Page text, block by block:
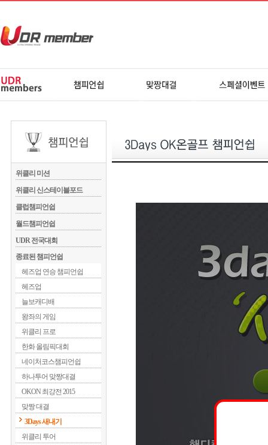
위클리 미션
위클리 신스테이블포드
클럽챔피언쉽
월드챔피언쉽
UDR 전국대회
종료된 챔피언쉽
헤즈업 연승 챔피언쉽
헤즈업
늘보캐디배
왕좌의 게임
위클리 프로
한화 올림픽대회
네이처코스챔피언쉽
하나투어 맞짱대결
OKON 최강전 2015
맞짱 대결
3Days 새내기
위클리 투어